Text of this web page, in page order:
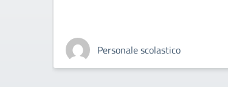
Personale scolastico